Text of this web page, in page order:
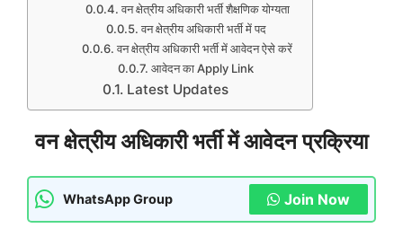
वन क्षेत्रीय अधिकारी भर्ती शैक्षणिक योग्यता
वन क्षेत्रीय अधिकारी भर्ती में पद
वन क्षेत्रीय अधिकारी भर्ती में आवेदन ऐसे करें
आवेदन का Apply Link
Latest Updates
वन क्षेत्रीय अधिकारी भर्ती में आवेदन प्रक्रिया
WhatsApp Group Join Now